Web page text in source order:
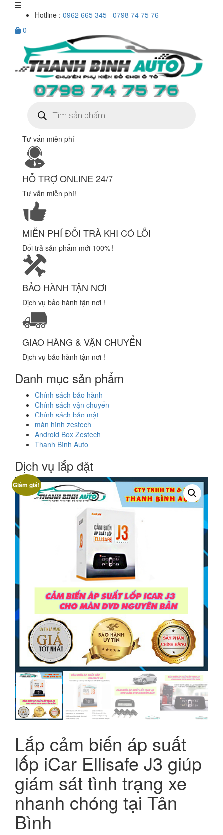
Hotline : 0962 665 345 - 0798 74 75 76
0
kiếm
sản
Tư vấn miễn phí
HỖ TRỢ ONLINE 24/7
Tư vấn miễn phí!
MIỄN PHÍ ĐỔI TRẢ KHI CÓ LỖI
Đổi trả sản phẩm mới 100% !
BẢO HÀNH TẬN NƠI
Dịch vụ bảo hành tận nơi !
GIAO HÀNG & VẬN CHUYỂN
Dịch vụ bảo hành tận nơi !
Danh mục sản phẩm
Chính sách bảo hành
Chính sách vận chuyển
Chính sách bảo mật
màn hình zestech
Android Box Zestech
Thanh Bình Auto
Dịch vụ lắp đặt
Giảm giá!
Lắp cảm biến áp suất
lốp iCar Ellisafe J3 giúp
giám sát tình trạng xe
nhanh chóng tại Tân
Bình